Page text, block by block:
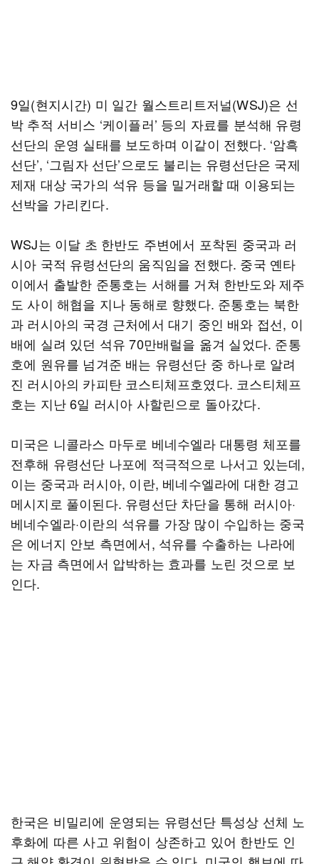
9일(현지시간) 미 일간 월스트리트저널(WSJ)은 선
박 추적 서비스 ‘케이플러’ 등의 자료를 분석해 유령
선단의 운영 실태를 보도하며 이같이 전했다. ‘암흑
선단’, ‘그림자 선단’으로도 불리는 유령선단은 국제
제재 대상 국가의 석유 등을 밀거래할 때 이용되는
선박을 가리킨다.
WSJ는 이달 초 한반도 주변에서 포착된 중국과 러
시아 국적 유령선단의 움직임을 전했다. 중국 옌타
이에서 출발한 준통호는 서해를 거쳐 한반도와 제주
도 사이 해협을 지나 동해로 향했다. 준통호는 북한
과 러시아의 국경 근처에서 대기 중인 배와 접선, 이
배에 실려 있던 석유 70만배럴을 옮겨 실었다. 준통
호에 원유를 넘겨준 배는 유령선단 중 하나로 알려
진 러시아의 카피탄 코스티체프호였다. 코스티체프
호는 지난 6일 러시아 사할린으로 돌아갔다.
미국은 니콜라스 마두로 베네수엘라 대통령 체포를
전후해 유령선단 나포에 적극적으로 나서고 있는데,
이는 중국과 러시아, 이란, 베네수엘라에 대한 경고
메시지로 풀이된다. 유령선단 차단을 통해 러시아·
베네수엘라·이란의 석유를 가장 많이 수입하는 중국
은 에너지 안보 측면에서, 석유를 수출하는 나라에
는 자금 측면에서 압박하는 효과를 노린 것으로 보
인다.
한국은 비밀리에 운영되는 유령선단 특성상 선체 노
후화에 따른 사고 위험이 상존하고 있어 한반도 인